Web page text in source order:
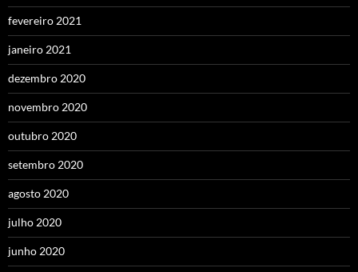
fevereiro 2021
janeiro 2021
dezembro 2020
novembro 2020
outubro 2020
setembro 2020
agosto 2020
julho 2020
junho 2020